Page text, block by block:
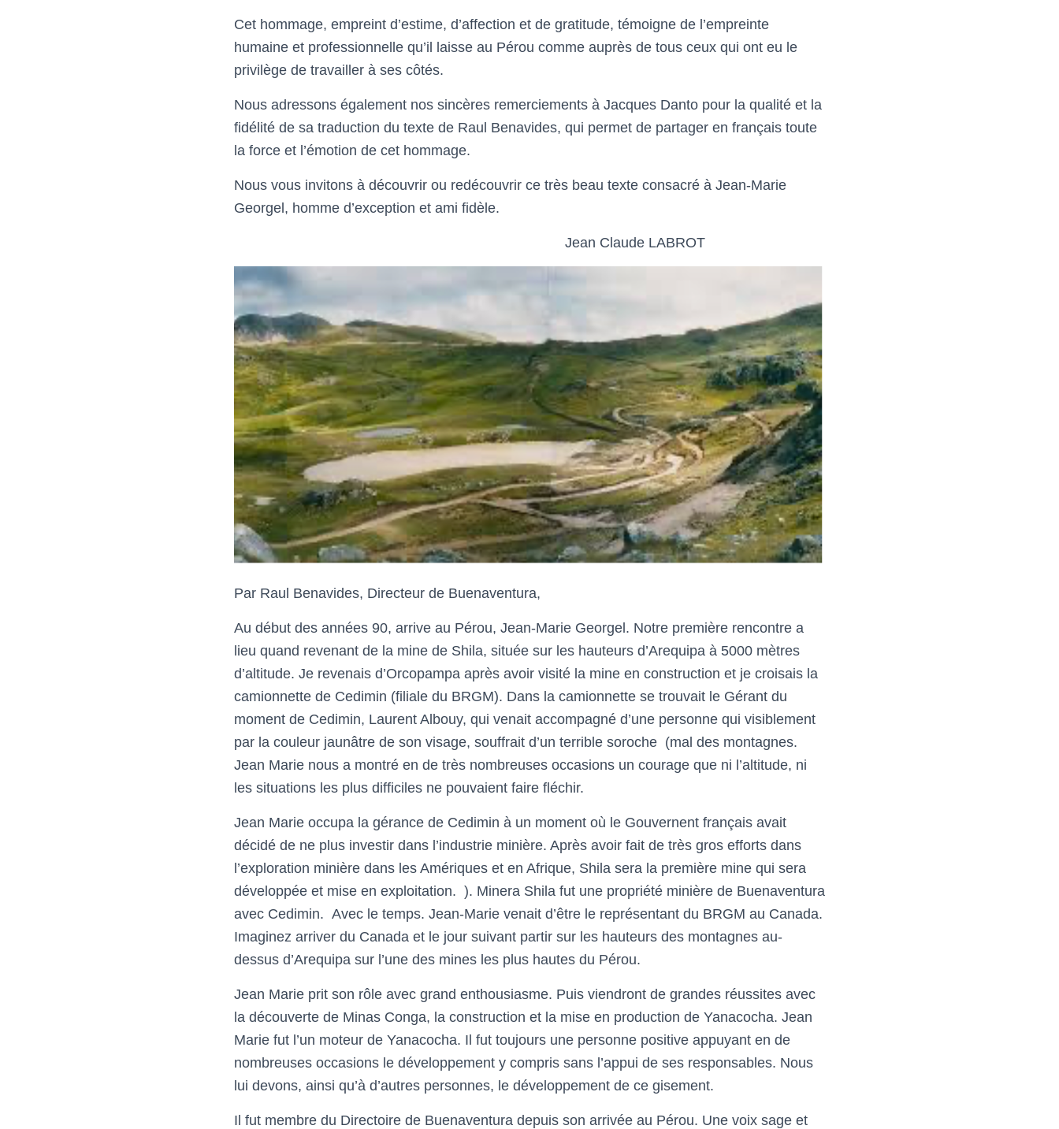
Cet hommage, empreint d’estime, d’affection et de gratitude, témoigne de l’empreinte
humaine et professionnelle qu’il laisse au Pérou comme auprès de tous ceux qui ont eu le
privilège de travailler à ses côtés.
Nous adressons également nos sincères remerciements à Jacques Danto pour la qualité et la
fidélité de sa traduction du texte de Raul Benavides, qui permet de partager en français toute
la force et l’émotion de cet hommage.
Nous vous invitons à découvrir ou redécouvrir ce très beau texte consacré à Jean-Marie
Georgel, homme d’exception et ami fidèle.
Jean Claude LABROT
Par Raul Benavides, Directeur de Buenaventura,
Au début des années 90, arrive au Pérou, Jean-Marie Georgel. Notre première rencontre a
lieu quand revenant de la mine de Shila, située sur les hauteurs d’Arequipa à 5000 mètres
d’altitude. Je revenais d’Orcopampa après avoir visité la mine en construction et je croisais la
camionnette de Cedimin (filiale du BRGM). Dans la camionnette se trouvait le Gérant du
moment de Cedimin, Laurent Albouy, qui venait accompagné d’une personne qui visiblement
par la couleur jaunâtre de son visage, souffrait d’un terrible soroche (mal des montagnes.
Jean Marie nous a montré en de très nombreuses occasions un courage que ni l’altitude, ni
les situations les plus difficiles ne pouvaient faire fléchir.
Jean Marie occupa la gérance de Cedimin à un moment où le Gouvernent français avait
décidé de ne plus investir dans l’industrie minière. Après avoir fait de très gros efforts dans
l’exploration minière dans les Amériques et en Afrique, Shila sera la première mine qui sera
développée et mise en exploitation. ). Minera Shila fut une propriété minière de Buenaventura
avec Cedimin. Avec le temps. Jean-Marie venait d’être le représentant du BRGM au Canada.
Imaginez arriver du Canada et le jour suivant partir sur les hauteurs des montagnes au-
dessus d’Arequipa sur l’une des mines les plus hautes du Pérou.
Jean Marie prit son rôle avec grand enthousiasme. Puis viendront de grandes réussites avec
la découverte de Minas Conga, la construction et la mise en production de Yanacocha. Jean
Marie fut l’un moteur de Yanacocha. Il fut toujours une personne positive appuyant en de
nombreuses occasions le développement y compris sans l’appui de ses responsables. Nous
lui devons, ainsi qu’à d’autres personnes, le développement de ce gisement.
Il fut membre du Directoire de Buenaventura depuis son arrivée au Pérou. Une voix sage et